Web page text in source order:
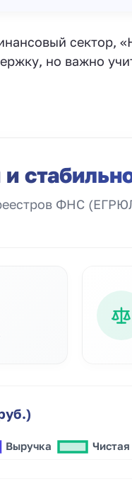
сектор,
но важно
ФНС